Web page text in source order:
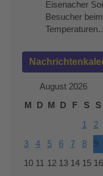
Eisenacher
Besucher
August 2026
M
D M D F S S
1 2
3 4 5 6 7 8 9
10 11 12 13 14 15 16